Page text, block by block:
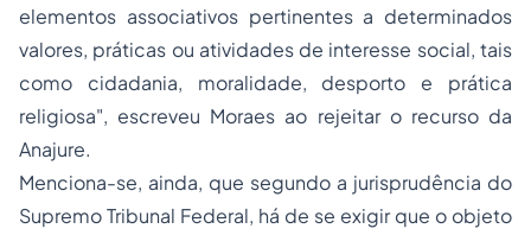
elementos associativos pertinentes a determinados
valores, práticas ou atividades de interesse social, tais
como cidadania, moralidade, desporto e prática
religiosa", escreveu Moraes ao rejeitar o recurso da
Anajure.
Menciona-se, ainda, que segundo a jurisprudência do
Supremo Tribunal Federal, há de se exigir que o objeto